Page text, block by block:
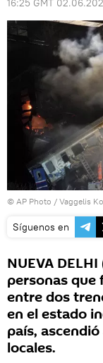
16:25 GMT
© AP Photo / Vaggelis
Síguenos en
NUEVA
personas que
entre dos
en el estado
país,
locales.